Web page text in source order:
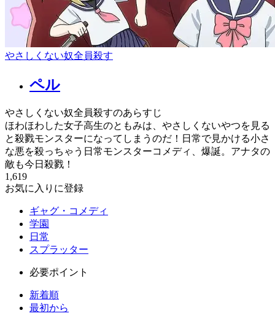
やさしくない奴全員殺す
ペル
やさしくない奴全員殺すのあらすじ
ほわほわした女子高生のともみは、やさしくないやつを見る
と殺戮モンスターになってしまうのだ！日常で見かける小さ
な悪を殺っちゃう日常モンスターコメディ、爆誕。アナタの
敵も今日殺戮！
1,619
お気に入りに登録
ギャグ・コメディ
学園
日常
スプラッター
必要ポイント
新着順
最初から